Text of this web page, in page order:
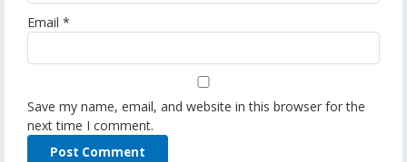
Email *
Save my name, email, and website in this browser for the
next time I comment.